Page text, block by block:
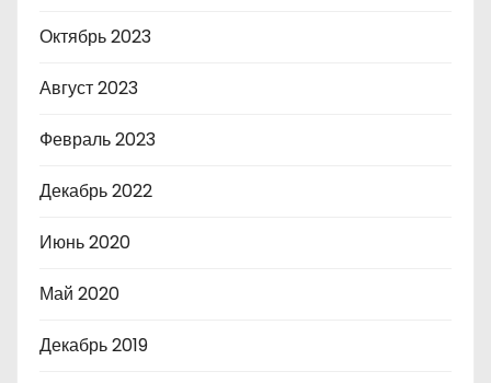
Октябрь 2023
Август 2023
Февраль 2023
Декабрь 2022
Июнь 2020
Май 2020
Декабрь 2019